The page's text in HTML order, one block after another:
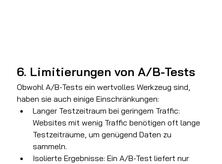
6. Limitierungen von A/B-Tests
Obwohl A/B-Tests ein wertvolles Werkzeug sind,
haben sie auch einige Einschränkungen:
Langer Testzeitraum bei geringem Traffic:
Websites mit wenig Traffic benötigen oft lange
Testzeiträume, um genügend Daten zu
sammeln.
Isolierte Ergebnisse: Ein A/B-Test liefert nur